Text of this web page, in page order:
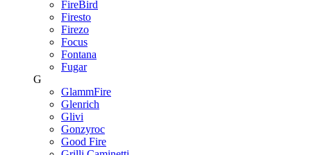
FireBird
Firesto
Firezo
Focus
Fontana
Fugar
G
GlammFire
Glenrich
Glivi
Gonzyroc
Good Fire